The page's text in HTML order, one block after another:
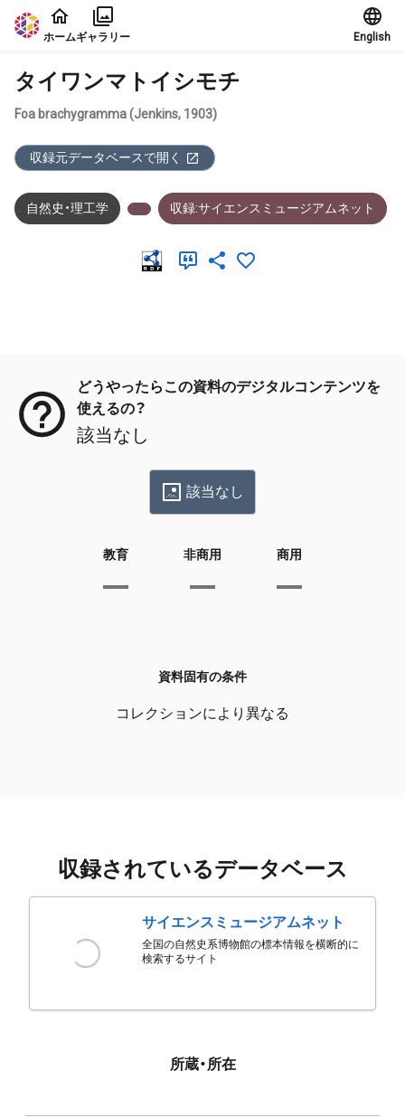
本文に飛ぶ
ホームギャラリー English
タイワンマトイシモチ
Foa brachygramma (Jenkins, 1903)
収録元データベースで開く
自然史・理工学 収録:サイエンスミュージアムネット
どうやったらこの資料のデジタルコンテンツを
使えるの？
該当なし
該当なし
教育 非商用 商用
資料固有の条件
コレクションにより異なる
収録されているデータベース
サイエンスミュージアムネット
全国の自然史系博物館の標本情報を横断的に
検索するサイト
所蔵・所在